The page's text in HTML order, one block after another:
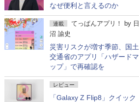
なぜ便利と言えるのか
連載 てっぱんアプリ！ by 日
沼 諭史
災害リスクが増す季節、国土
交通省のアプリ「ハザードマ
ップ」で再確認を
レビュー
「Galaxy Z Flip8」クイック